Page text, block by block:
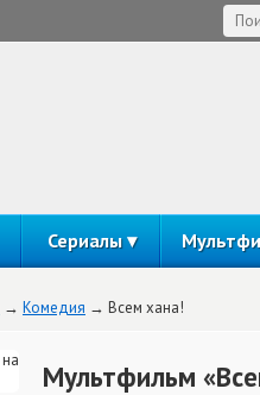
Сериалы
Комедия Всем хана!
Мультфильм